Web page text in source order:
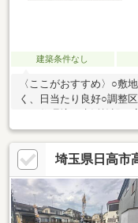
建築条件なし
〈ここがおすすめ〉○敷
く、日当たり良好○調整
ｍ)高麗保育所(約1100ｍ)
高麗川店(約2500ｍ)岡村
張所(約3600ｍ)高麗神社(
埼玉県日高市